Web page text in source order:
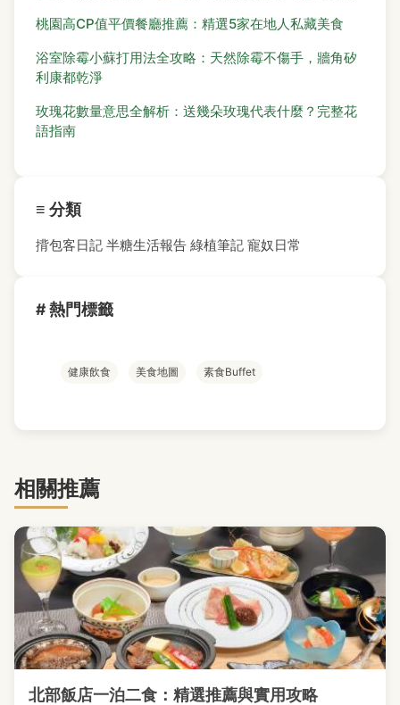
桃園高CP值平價餐廳推薦：精選5家在地人私藏美食
浴室除霉小蘇打用法全攻略：天然除霉不傷手，牆角矽
利康都乾淨
玫瑰花數量意思全解析：送幾朵玫瑰代表什麼？完整花
語指南
≡ 分類
揹包客日記 半糖生活報告 綠植筆記 寵奴日常
# 熱門標籤
健康飲食 美食地圖 素食Buffet
相關推薦
北部飯店一泊二食：精選推薦與實用攻略